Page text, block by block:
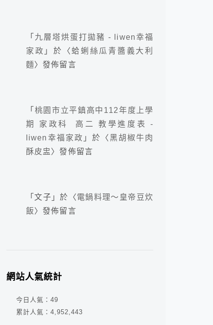
「 九層塔烘蛋打拋豬 - liwen幸福
家政 」於〈 蛤蜊絲瓜青醬義大利
麵〉發佈留言
「 桃園市立平鎮高中112年度上學
期 家政科 高二 教學進度表 -
liwen幸福家政 」於〈 黑胡椒牛肉
酥皮盅 〉發佈留言
「文子 」於〈電鍋料理～皇帝豆炊
飯〉發佈留言
網站人氣統計
今日人氣： 49
累計人氣： 4,952,443